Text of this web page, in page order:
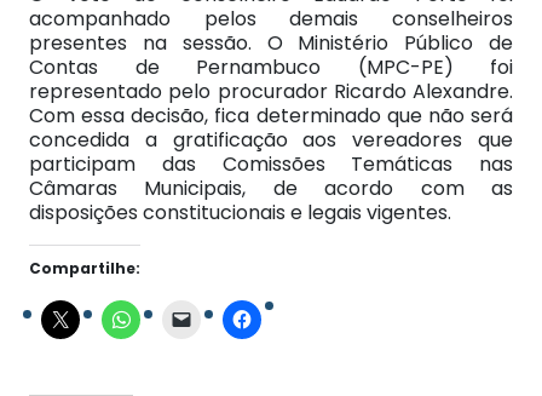
acompanhado pelos demais conselheiros
presentes na sessão. O Ministério Público de
Contas de Pernambuco (MPC-PE) foi
representado pelo procurador Ricardo Alexandre.
Com essa decisão, fica determinado que não será
concedida a gratificação aos vereadores que
participam das Comissões Temáticas nas
Câmaras Municipais, de acordo com as
disposições constitucionais e legais vigentes.
Compartilhe: